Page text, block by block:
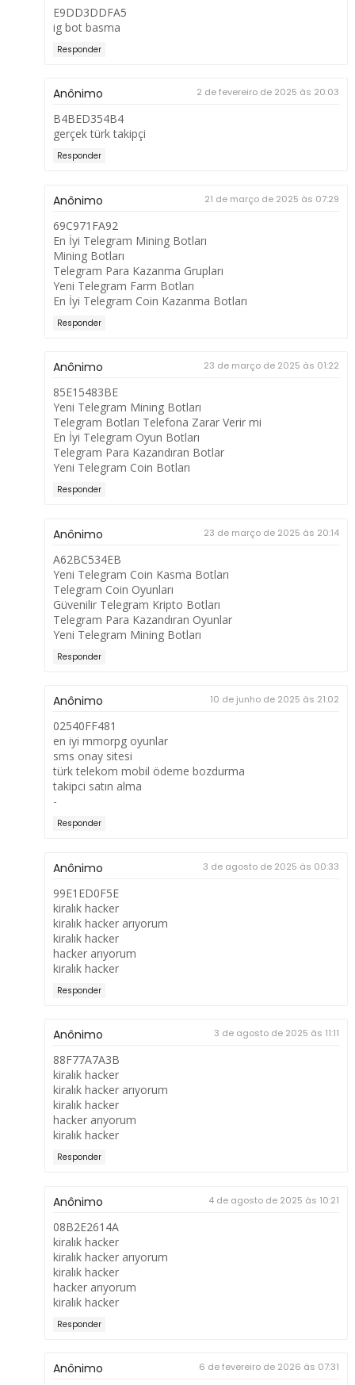
E9DD3DDFA5
ig bot basma
Responder
Anônimo 2 de fevereiro de 2025 às 20:03
B4BED354B4
gerçek türk takipçi
Responder
Anônimo 21 de março de 2025 às 07:29
69C971FA92
En İyi Telegram Mining Botları
Mining Botları
Telegram Para Kazanma Grupları
Yeni Telegram Farm Botları
En İyi Telegram Coin Kazanma Botları
Responder
Anônimo 23 de março de 2025 às 01:22
85E15483BE
Yeni Telegram Mining Botları
Telegram Botları Telefona Zarar Verir mi
En İyi Telegram Oyun Botları
Telegram Para Kazandıran Botlar
Yeni Telegram Coin Botları
Responder
Anônimo 23 de março de 2025 às 20:14
A62BC534EB
Yeni Telegram Coin Kasma Botları
Telegram Coin Oyunları
Güvenilir Telegram Kripto Botları
Telegram Para Kazandıran Oyunlar
Yeni Telegram Mining Botları
Responder
Anônimo 10 de junho de 2025 às 21:02
02540FF481
en iyi mmorpg oyunlar
sms onay sitesi
türk telekom mobil ödeme bozdurma
takipci satın alma
-
Responder
Anônimo 3 de agosto de 2025 às 00:33
99E1ED0F5E
kiralık hacker
kiralık hacker arıyorum
kiralık hacker
hacker arıyorum
kiralık hacker
Responder
Anônimo 3 de agosto de 2025 às 11:11
88F77A7A3B
kiralık hacker
kiralık hacker arıyorum
kiralık hacker
hacker arıyorum
kiralık hacker
Responder
Anônimo 4 de agosto de 2025 às 10:21
08B2E2614A
kiralık hacker
kiralık hacker arıyorum
kiralık hacker
hacker arıyorum
kiralık hacker
Responder
Anônimo 6 de fevereiro de 2026 às 07:31